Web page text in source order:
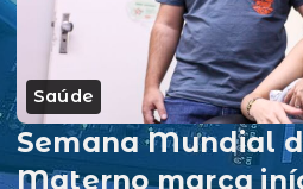
Saúde
Semana Mundial
Materno marca